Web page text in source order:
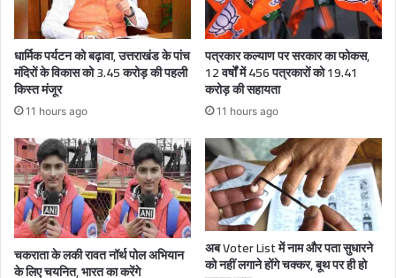
धार्मिक पर्यटन को बढ़ावा, उत्तराखंड के पांच
मंदिरों के विकास को 3.45 करोड़ की पहली
किस्त मंजूर
11 hours ago
पत्रकार कल्याण पर सरकार का फोकस,
12 वर्षों में 456 पत्रकारों को 19.41
करोड़ की सहायता
11 hours ago
चकराता के लकी रावत नॉर्थ पोल अभियान
के लिए चयनित, भारत का करेंगे
अब Voter List में नाम और पता सुधारने
को नहीं लगाने होंगे चक्कर, बूथ पर ही हो